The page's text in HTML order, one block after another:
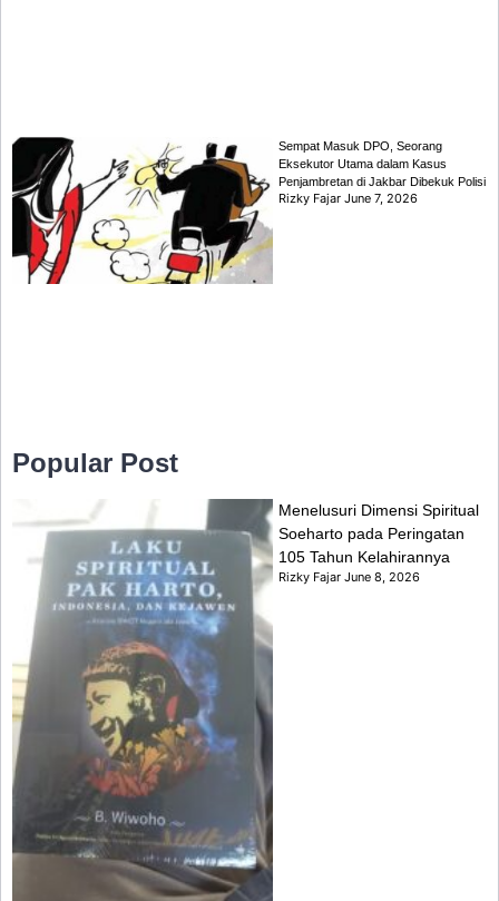
Sempat Masuk DPO, Seorang
Eksekutor Utama dalam Kasus
Penjambretan di Jakbar Dibekuk Polisi
Rizky FajarJune 7, 2026
Popular Post
Menelusuri Dimensi Spiritual
Soeharto pada Peringatan
105 Tahun Kelahirannya
Rizky FajarJune 8, 2026